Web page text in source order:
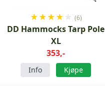
★★★★ ★ (6)
DD Hammocks Tarp Pole
XL
353,-
Info Kjøpe